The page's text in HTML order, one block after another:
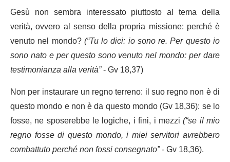
Gesù non sembra interessato piuttosto al tema della
verità, ovvero al senso della propria missione: perché è
venuto nel mondo?(“Tu lo dici: io sono re. Per questo io
sono nato e per questo sono venuto nel mondo: per dare
testimonianza alla verità”- Gv 18,37)
Non per instaurare un regno terreno: il suo regno non è di
questo mondo e non è da questo mondo (Gv 18,36): se lo
fosse, ne sposerebbe le logiche, i fini, i mezzi(“se il mio
regno fosse di questo mondo, i miei servitori avrebbero
combattuto perché non fossi consegnato”- Gv 18,36).